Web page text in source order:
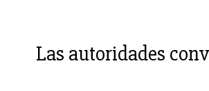
Las autoridades